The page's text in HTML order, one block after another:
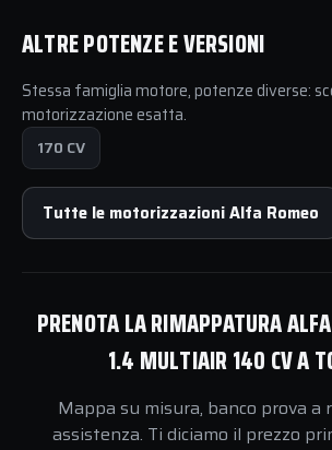
ALTRE POTENZE E VERSIONI
Stessa famiglia motore, potenze diverse:
motorizzazione esatta.
170 CV
Tutte le motorizzazioni Alfa Romeo
PRENOTA LA RIMAPPATURA
1.4 MULTIAIR 140 CV A
Mappa su misura, banco prova a
assistenza. Ti diciamo il prezzo